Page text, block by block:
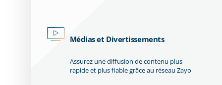
Médias et Divertissements
Assurez une diffusion de contenu plus
rapide et plus fiable grâce au réseau Zayo